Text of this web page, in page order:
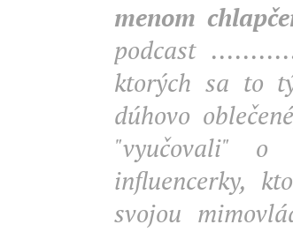
menom
podcast
ktorých sa to
dúhovo
"vyučovali" o
influencerky,
svojou